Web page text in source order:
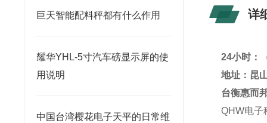
巨天智能配料秤都有什么作用
耀华YHL-5寸汽车磅显示屏的使
用说明
中国台湾樱花电子天平的日常维
详
24小时：
地址：昆
台衡惠而
QHW电子